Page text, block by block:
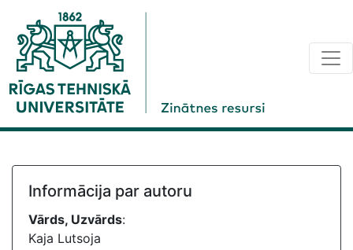
Informācija par autoru
Vārds, Uzvārds:
Kaja Lutsoja